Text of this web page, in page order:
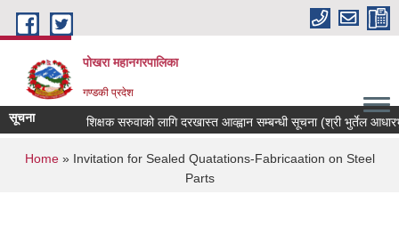
Skip to main content
पोखरा महानगरपालिका
गण्डकी प्रदेश
सूचना शिक्षक सरुवाको लागि दरखास्त आव्ह्वान सम्बन्धी सूचना (श्री भुर्तेल आधारभुत
You are here
Home» Invitation for Sealed Quatations-Fabricaation on Steel
Parts